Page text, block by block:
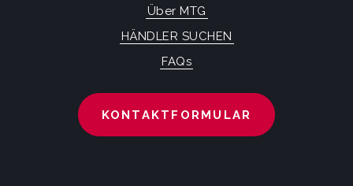
Über MTG
HÄNDLER SUCHEN
FAQs
KONTAKTFORMULAR